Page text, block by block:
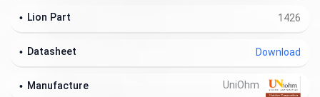
1426
Lion Part
Download
Datasheet
Manufacture